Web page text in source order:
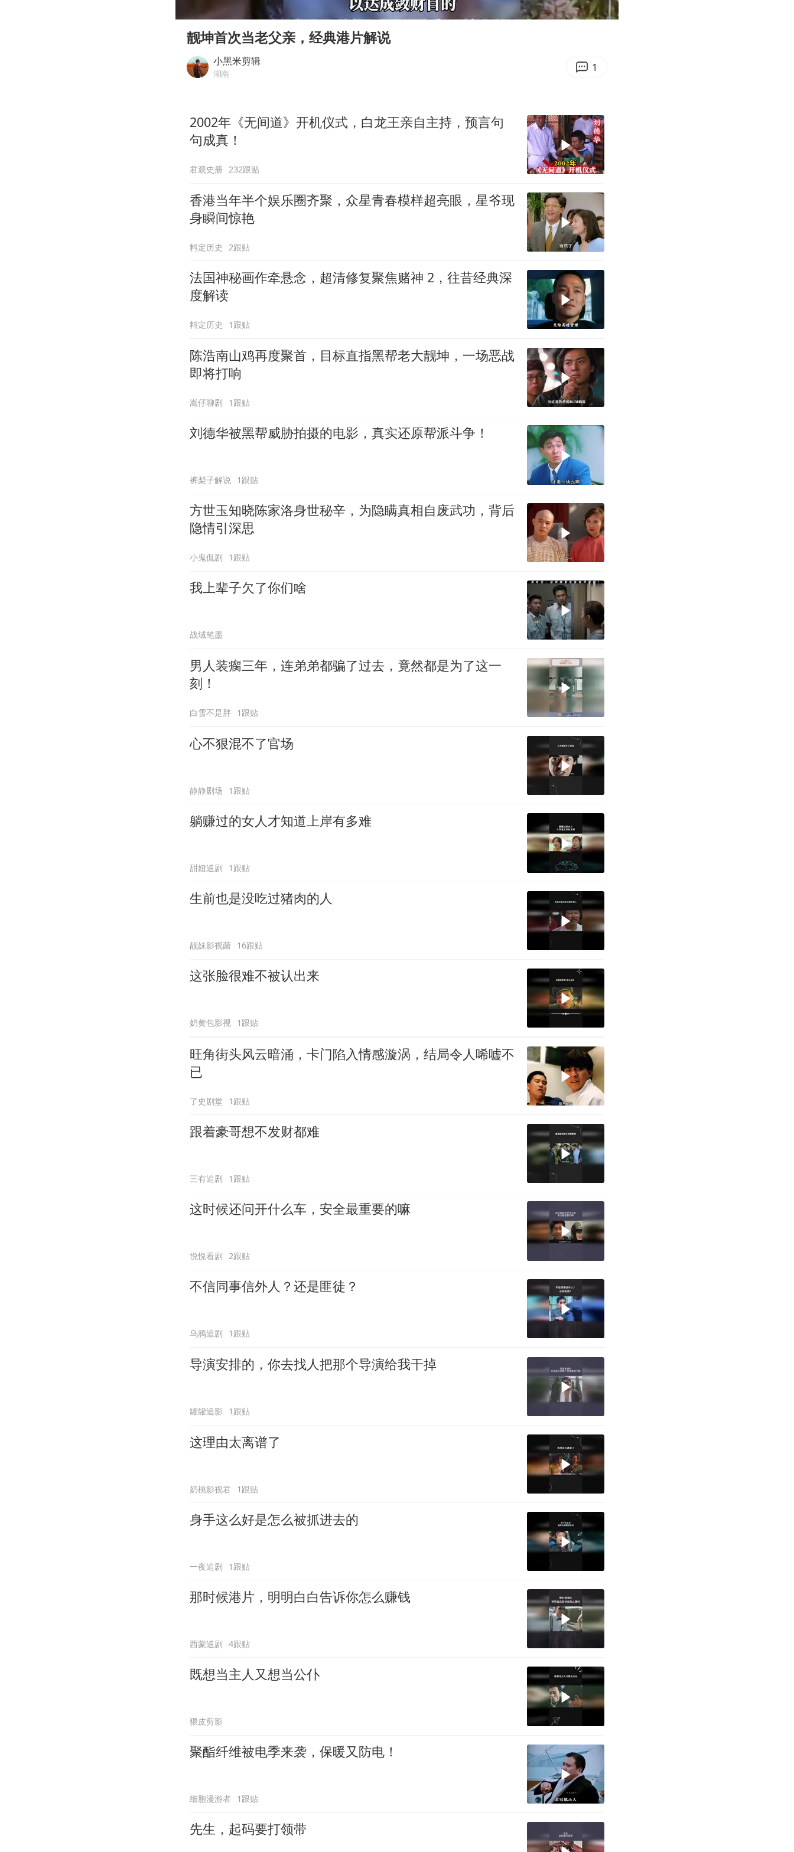
浙江一9岁男孩被海浪卷走仍在搜救中
郑丽文：台湾从来没有“独立”过
人民的健康、体质、幸福一脉相承
Play
06:36
Enter
靓坤首次当老父亲，经典港片解说
小黑米剪辑
湖南 1
2002年《无间道》开机仪式，白龙王亲自主持，预言句
句成真！
君观史册 232跟贴
香港当年半个娱乐圈齐聚，众星青春模样超亮眼，星爷现
身瞬间惊艳
料定历史 2跟贴
法国神秘画作牵悬念，超清修复聚焦赌神 2，往昔经典深
度解读
料定历史 1跟贴
陈浩南山鸡再度聚首，目标直指黑帮老大靓坤，一场恶战
即将打响
嵩仔聊剧 1跟贴
刘德华被黑帮威胁拍摄的电影，真实还原帮派斗争！
裤梨子解说 1跟贴
方世玉知晓陈家洛身世秘辛，为隐瞒真相自废武功，背后
隐情引深思
小鬼侃剧 1跟贴
我上辈子欠了你们啥
战域笔墨
男人装瘸三年，连弟弟都骗了过去，竟然都是为了这一
刻！
白雪不是胖 1跟贴
心不狠混不了官场
静静剧场 1跟贴
躺赚过的女人才知道上岸有多难
甜妞追剧 1跟贴
生前也是没吃过猪肉的人
靓妹影视菌 16跟贴
这张脸很难不被认出来
奶黄包影视 1跟贴
旺角街头风云暗涌，卡门陷入情感漩涡，结局令人唏嘘不
已
了史剧堂 1跟贴
跟着豪哥想不发财都难
三有追剧 1跟贴
这时候还问开什么车，安全最重要的嘛
悦悦看剧 2跟贴
不信同事信外人？还是匪徒？
乌鸦追剧 1跟贴
导演安排的，你去找人把那个导演给我干掉
罐罐追影 1跟贴
这理由太离谱了
奶桃影视君 1跟贴
身手这么好是怎么被抓进去的
一夜追剧 1跟贴
那时候港片，明明白白告诉你怎么赚钱
西蒙追剧 4跟贴
既想当主人又想当公仆
猥皮剪影
聚酯纤维被电季来袭，保暖又防电！
细胞漫游者 1跟贴
先生，起码要打领带